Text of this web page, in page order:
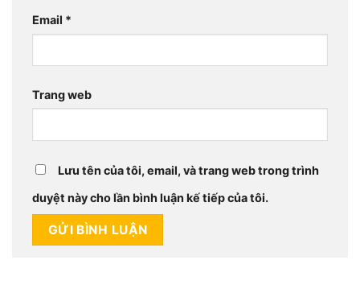
Email *
Trang web
Lưu tên của tôi, email, và trang web trong trình
duyệt này cho lần bình luận kế tiếp của tôi.